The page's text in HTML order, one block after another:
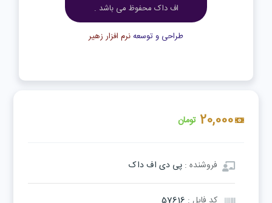
20,000 تومان
فروشنده :پی دی اف داک
اف داک محفوظ می باشد .
طراحی و توسعهنرم افزار زهیر